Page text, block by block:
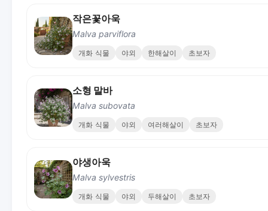
작은꽃아욱
Malva parviflora
개화 식물 야외 한해살이 초보자
소형 말바
Malva subovata
개화 식물 야외 여러해살이 초보자
야생아욱
Malva sylvestris
개화 식물 야외 두해살이 초보자